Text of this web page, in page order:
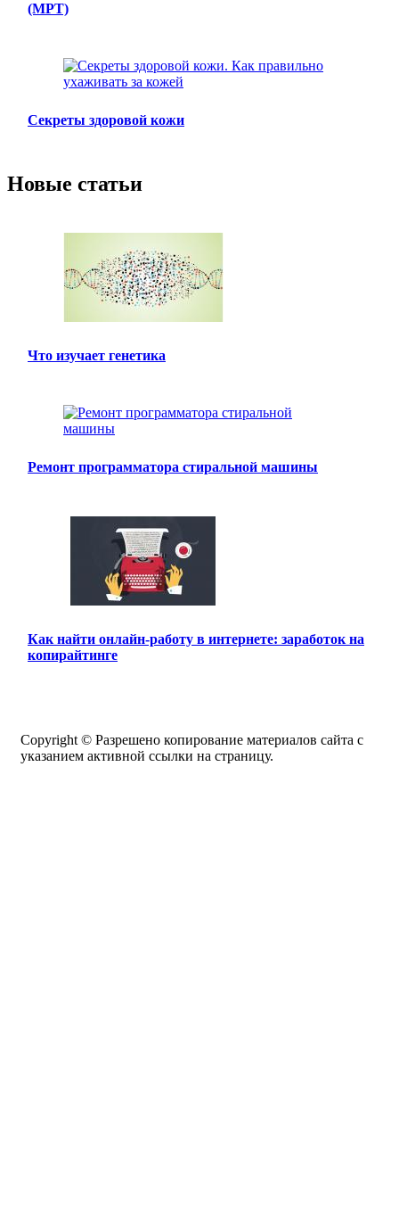
(МРТ)
Секреты здоровой кожи
Новые статьи
Что изучает генетика
Ремонт программатора стиральной машины
Как найти онлайн-работу в интернете: заработок на
копирайтинге
Copyright © Разрешено копирование материалов сайта с
указанием активной ссылки на страницу.